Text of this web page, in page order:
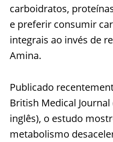
carboidratos,
e preferir consumir
integrais ao invés de
Amina.
Publicado
British Medical Journal
inglês), o estudo
metabolismo